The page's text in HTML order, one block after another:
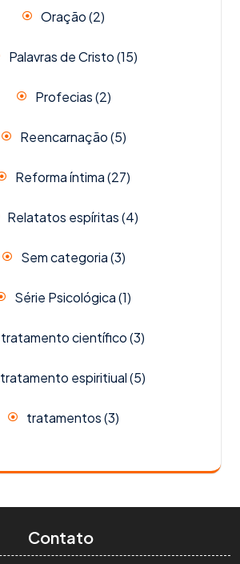
Oração(2)
Palavras de Cristo(15)
Profecias(2)
Reencarnação(5)
Reforma íntima(27)
Relatatos espíritas(4)
Sem categoria(3)
Série Psicológica(1)
tratamento científico(3)
tratamento espiritiual(5)
tratamentos(3)
Contato